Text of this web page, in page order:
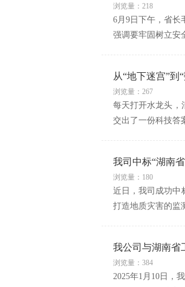
浏览量：218
6月9日下午，省长
强调要牢固树立安
从“地下迷宫”
浏览量：267
每天打开水龙头，
交出了一份科技答
我司中标“湖南
浏览量：180
近日，我司成功中
打造地质灾害的监
我公司与湖南省
浏览量：384
2025年1月10日，